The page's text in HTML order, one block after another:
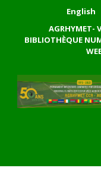
English
AGRHYMET-
BIBLIOTHÈQUE